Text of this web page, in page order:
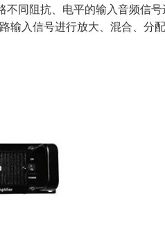
同阻抗、电平的输入音频信
输入信号进行放大、混合、分